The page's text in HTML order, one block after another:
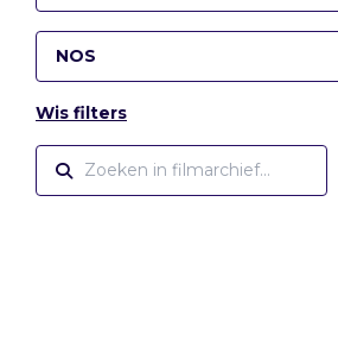
NOS
Wis filters